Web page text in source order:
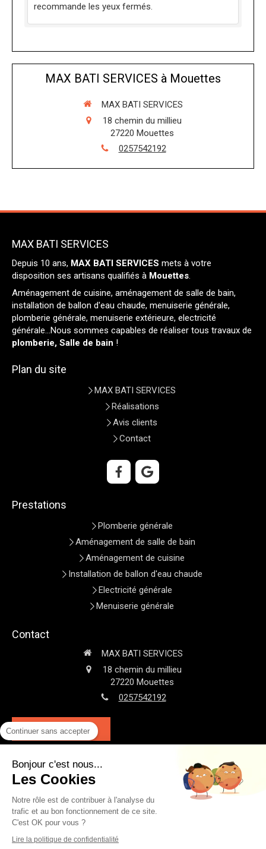
recommande les yeux fermés.
MAX BATI SERVICES à Mouettes
MAX BATI SERVICES
18 chemin du millieu
27220 Mouettes
0257542192
MAX BATI SERVICES
Depuis 10 ans, MAX BATI SERVICES mets à votre
disposition ses artisans qualifiés à Mouettes.
Aménagement de cuisine, aménagement de salle de bain,
installation de ballon d'eau chaude, menuiserie générale,
plomberie générale, menuiserie extérieure, electricité
générale...Nous sommes capables de réaliser tous travaux de
plomberie, Salle de bain !
Plan du site
MAX BATI SERVICES
Réalisations
Avis clients
Contact
Prestations
Plomberie générale
Aménagement de salle de bain
Aménagement de cuisine
Installation de ballon d'eau chaude
Electricité générale
Menuiserie générale
Contact
MAX BATI SERVICES
18 chemin du millieu
27220 Mouettes
0257542192
Demander un devis
Création et référencement du site par Simplébo
Ce site a été proposé par laCAPEB
Continuer sans accepter
Bonjour c'est nous...
Les Cookies
Notre rôle est de contribuer à l'analyse du
trafic et au bon fonctionnement de ce site.
C'est OK pour vous ?
Lire la politique de confidentialité